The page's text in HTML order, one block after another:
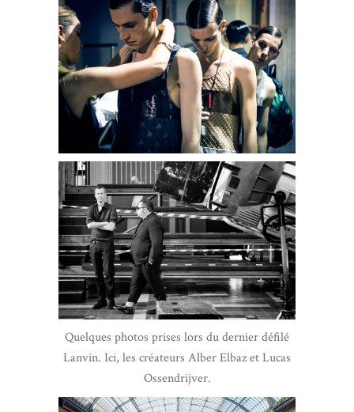
Quelques photos prises lors du dernier défilé
Lanvin. Ici, les créateurs Alber Elbaz et Lucas
Ossendrijver.